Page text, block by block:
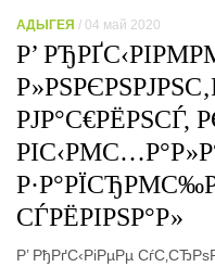
АДЫГЕЯ / 04 май 2020
Р’
РЈР°С€РЁРЅСЃ,
СЃРЁРІРЅР°Р»
Р’ РђРґС‹РіРµРµ